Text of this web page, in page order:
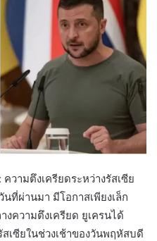
วามตึงเครียดระหว่างรัสเซีย
ที่ผ่านมา มีโอกาสเพียงเล็ก
ความตึงเครียด ยูเครนได้
เซียในช่วงเช้าของวันพฤหัสบดี